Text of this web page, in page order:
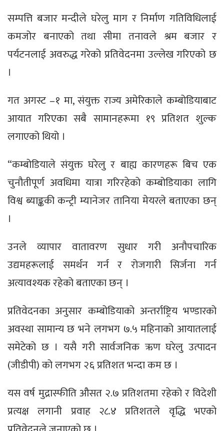
सम्पत्ति बजार मन्दीले घरेलु माग र निर्माण गतिविधिलाई
कमजोर बनाएको तथा सीमा तनावले श्रम बजार र
पर्यटनलाई अवरुद्ध गरेको प्रतिवेदनमा उल्लेख गरिएको छ
।
गत अगस्ट –१ मा, संयुक्त राज्य अमेरिकाले कम्बोडियाबाट
आयात गरिएका सबै सामानहरूमा १९ प्रतिशत शुल्क
लगाएको थियो ।
“कम्बोडियाले संयुक्त घरेलु र बाह्य कारणहरू बिच एक
चुनौतीपूर्ण अवधिमा यात्रा गरिरहेको कम्बोडियाका लागि
विश्व ब्याङ्ककी कन्ट्री म्यानेजर तानिया मेयरले बताएका छन्
।
उनले व्यापार वातावरण सुधार गरी अनौपचारिक
उद्यमहरूलाई समर्थन गर्न र रोजगारी सिर्जना गर्न
अत्यावश्यक रहेको बताएका छन् ।
प्रतिवेदनका अनुसार कम्बोडियाको अन्तर्राष्ट्रिय भण्डारको
अवस्था सामान्य छ भने लगभग ७.५ महिनाको आयातलाई
समेटेको छ । यसै गरी सार्वजनिक ऋण घरेलु उत्पादन
(जीडीपी) को लगभग २६ प्रतिशत भन्दा कम छ ।
यस वर्ष मुद्रास्फीति औसत २.७ प्रतिशतमा रहेको र विदेशी
प्रत्यक्ष लगानी प्रवाह २८.४ प्रतिशतले वृद्धि भएको